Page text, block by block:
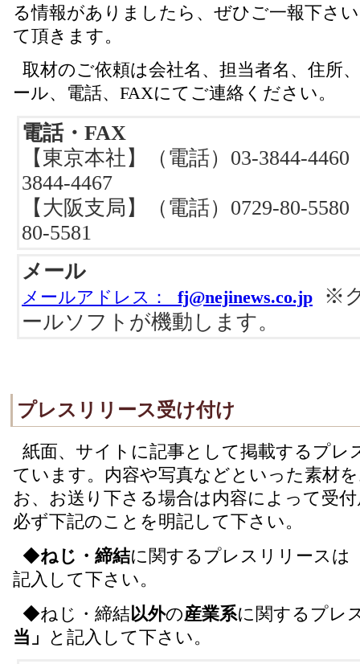
る情報がありましたら、ぜひご一報下さ
て頂きます。
取材のご依頼は会社名、担当者名、住所
ール、電話、FAXにてご連絡ください。
電話・FAX
【東京本社】（電話）03-3844-
3844-4467
【大阪支局】（電話）0729-80-
80-5581
メール
メールアドレス： fj@nejinews.co.jp ※
ールソフトが機動します。
プレスリリース受け付け
紙面、サイトに記事として掲載するプレ
ています。内容や写真などといった素材
お、お送り下さる場合は内容によって受
必ず下記のことを明記して下さい。
◆ねじ・締結に関するプレスリリースは
記入して下さい。
◆ねじ・締結 以外の産業系に関するプレ
当」 と記入して下さい。